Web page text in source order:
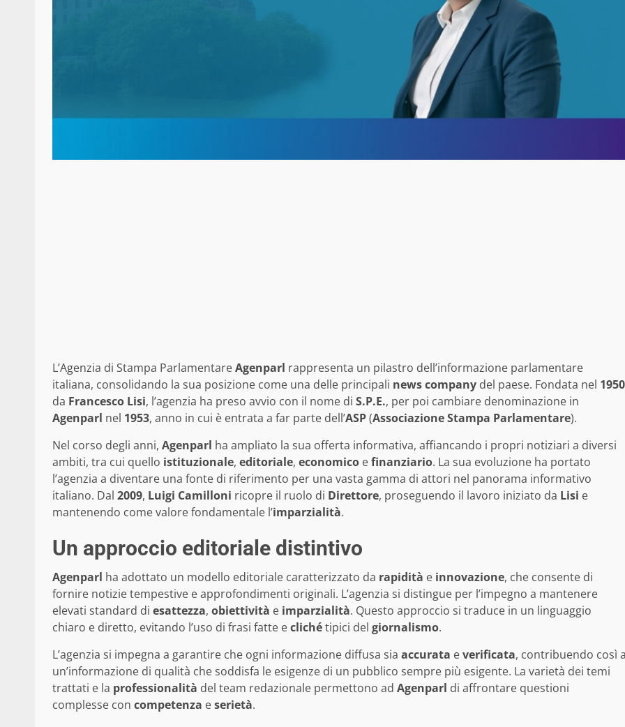
L’Agenzia di Stampa ParlamentareAgenparl rappresenta un pilastro dell’informazione parlamentare
italiana, consolidando la sua posizione come una delle principali news company del paese. Fondata nel 1950
da Francesco Lisi, l’agenzia ha preso avvio con il nome di S.P.E., per poi cambiare denominazione in
Agenparl nel 1953, anno in cui è entrata a far parte dell’ASP(Associazione Stampa Parlamentare).
Nel corso degli anni, Agenparl ha ampliato la sua offerta informativa, affiancando i propri notiziari a diversi
ambiti, tra cui quello istituzionale, editoriale, economico efinanziario. La sua evoluzione ha portato
l’agenzia a diventare una fonte di riferimento per una vasta gamma di attori nel panorama informativo
italiano. Dal 2009, Luigi Camilloni ricopre il ruolo di Direttore, proseguendo il lavoro iniziato da Lisi e
mantenendo come valore fondamentale l’imparzialità.
Un approccio editoriale distintivo
Agenparl ha adottato un modello editoriale caratterizzato da rapidità e innovazione, che consente di
fornire notizie tempestive e approfondimenti originali. L’agenzia si distingue per l’impegno a mantenere
elevati standard di esattezza, obiettività e imparzialità. Questo approccio si traduce in un linguaggio
chiaro e diretto, evitando l’uso di frasi fatte eclichétipici del giornalismo.
L’agenzia si impegna a garantire che ogni informazione diffusa sia accurata everificata, contribuendo così
un’informazione di qualità che soddisfa le esigenze di un pubblico sempre più esigente. La varietà dei temi
trattati e la professionalità del team redazionale permettono ad Agenparl di affrontare questioni
complesse con competenza eserietà.